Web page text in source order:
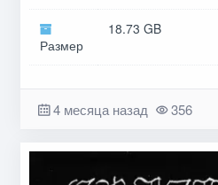
Размер
18.73 GB
4 месяца назад 356